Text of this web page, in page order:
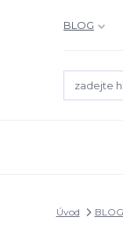
BLOG
Úvod BLOG